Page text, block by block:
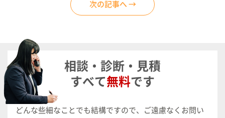
次の記事へ →
相談・診断・見積
すべて無料です
どんな些細なことでも結構ですので、ご遠慮なくお問い